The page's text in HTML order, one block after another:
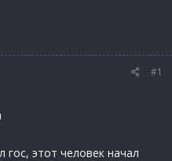
#1
гос, этот человек начал